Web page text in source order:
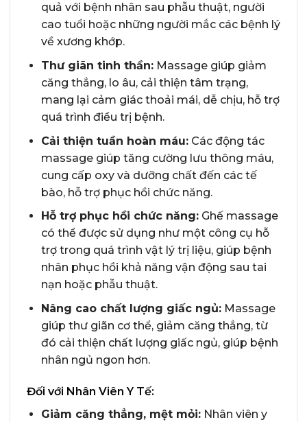
quả với bệnh nhân sau phẫu thuật, người
cao tuổi hoặc những người mắc các bệnh lý
về xương khớp.
Thư giãn tinh thần:Massage giúp giảm
căng thẳng, lo âu, cải thiện tâm trạng,
mang lại cảm giác thoải mái, dễ chịu, hỗ trợ
quá trình điều trị bệnh.
Cải thiện tuần hoàn máu:Các động tác
massage giúp tăng cường lưu thông máu,
cung cấp oxy và dưỡng chất đến các tế
bào, hỗ trợ phục hồi chức năng.
Hỗ trợ phục hồi chức năng:Ghế massage
có thể được sử dụng như một công cụ hỗ
trợ trong quá trình vật lý trị liệu, giúp bệnh
nhân phục hồi khả năng vận động sau tai
nạn hoặc phẫu thuật.
Nâng cao chất lượng giấc ngủ:Massage
giúp thư giãn cơ thể, giảm căng thẳng, từ
đó cải thiện chất lượng giấc ngủ, giúp bệnh
nhân ngủ ngon hơn.
Đối với Nhân Viên Y Tế:
Giảm căng thẳng, mệt mỏi:Nhân viên y